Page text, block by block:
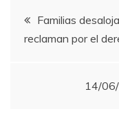
Navegación
de
entradas
Familias
reclaman por el
14/